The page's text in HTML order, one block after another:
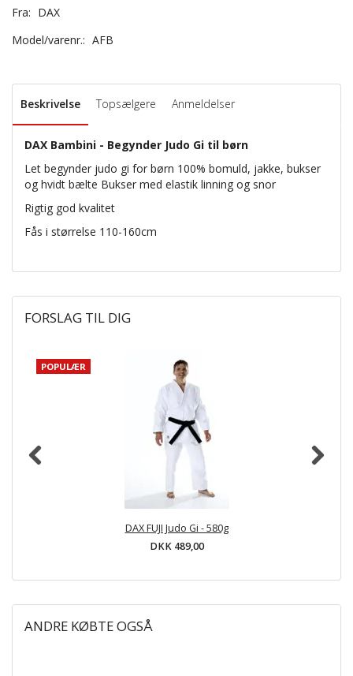
Fra: DAX
Model/varenr.: AFB
Beskrivelse Topsælgere Anmeldelser
DAX Bambini - Begynder Judo Gi til børn
Let begynder judo gi for børn 100% bomuld, jakke, bukser
og hvidt bælte Bukser med elastik linning og snor
Rigtig god kvalitet
Fås i størrelse 110-160cm
FORSLAG TIL DIG
POPULÆR
DAX FUJI Judo Gi - 580g
DKK 489,00
ANDRE KØBTE OGSÅ